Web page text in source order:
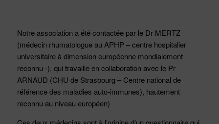
Notre association a été contactée par le Dr MERTZ
(médecin rhumatologue au APHP – centre hospitalier
universitaire à dimension européenne mondialement
reconnu -), qui travaille en collaboration avec le Pr
ARNAUD (CHU de Strasbourg – Centre national de
référence des maladies auto-immunes), hautement
reconnu au niveau européen)